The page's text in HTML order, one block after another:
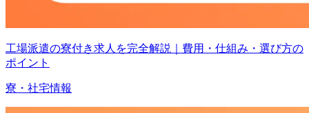
工場派遣の寮付き求人を完全解説｜費用・仕組み・選び方の
ポイント
寮・社宅情報